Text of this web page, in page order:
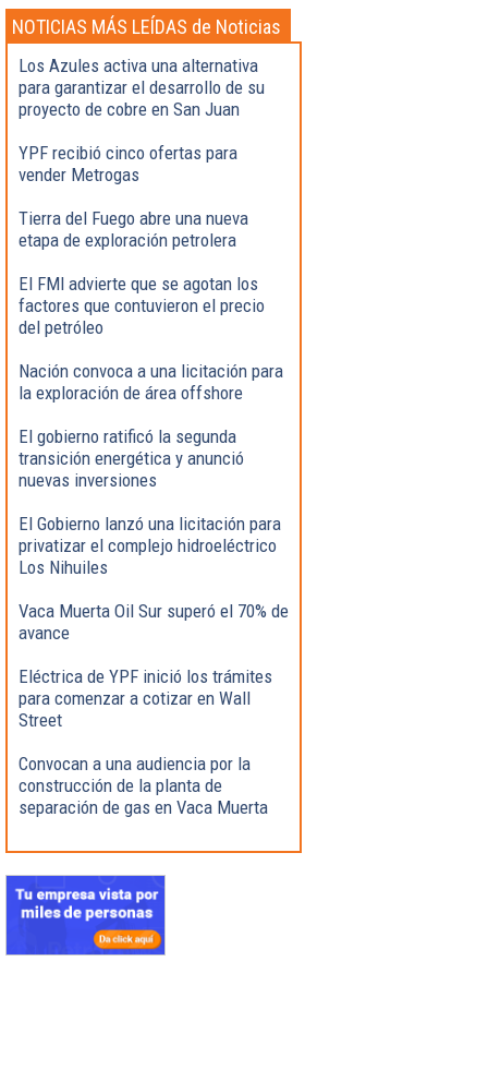
NOTICIAS MÁS LEÍDAS de Noticias
Destacadas
Los Azules activa una alternativa
para garantizar el desarrollo de su
proyecto de cobre en San Juan
YPF recibió cinco ofertas para
vender Metrogas
Tierra del Fuego abre una nueva
etapa de exploración petrolera
El FMI advierte que se agotan los
factores que contuvieron el precio
del petróleo
Nación convoca a una licitación para
la exploración de área offshore
El gobierno ratificó la segunda
transición energética y anunció
nuevas inversiones
El Gobierno lanzó una licitación para
privatizar el complejo hidroeléctrico
Los Nihuiles
Vaca Muerta Oil Sur superó el 70% de
avance
Eléctrica de YPF inició los trámites
para comenzar a cotizar en Wall
Street
Convocan a una audiencia por la
construcción de la planta de
separación de gas en Vaca Muerta